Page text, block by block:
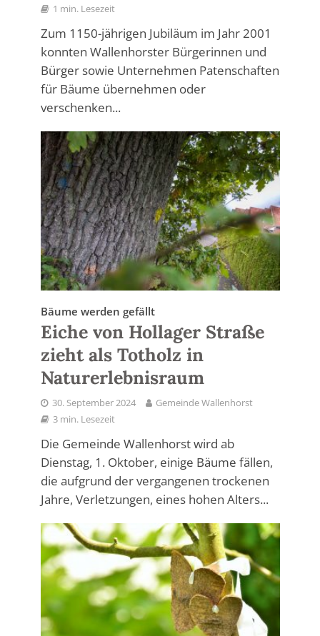
1 min. Lesezeit
Zum 1150-jährigen Jubiläum im Jahr 2001
konnten Wallenhorster Bürgerinnen und
Bürger sowie Unternehmen Patenschaften
für Bäume übernehmen oder
verschenken...
Bäume werden gefällt
Eiche von Hollager Straße
zieht als Totholz in
Naturerlebnisraum
30. September 2024
Gemeinde Wallenhorst
3 min. Lesezeit
Die Gemeinde Wallenhorst wird ab
Dienstag, 1. Oktober, einige Bäume fällen,
die aufgrund der vergangenen trockenen
Jahre, Verletzungen, eines hohen Alters...